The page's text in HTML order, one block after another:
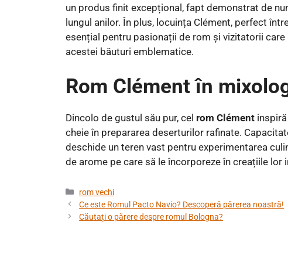
un produs finit excepțional, fapt demonstrat de
lungul anilor. În plus, locuința Clément, perfect
esențial pentru pasionații de rom și vizitatorii
acestei băuturi emblematice.
Rom Clément în
Dincolo de gustul său pur, cel rom Clément
cheie în prepararea deserturilor rafinate.
deschide un teren vast pentru experimentarea
de arome pe care să le încorporeze în creațiile lor
Categorii
rom vechi
Ce este Romul Pacto Navio? Descoperă părerea noastră!
Căutați o părere despre romul Bologna?